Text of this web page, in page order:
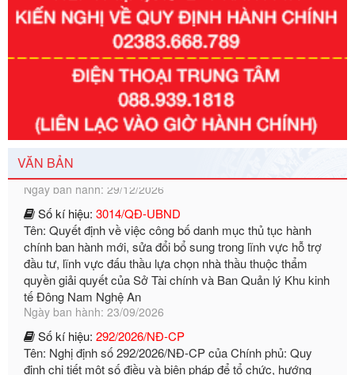
VĂN BẢN
351/2025/NĐ-CP
Tên: Nghị định số 351/2025/NĐ-CP của Chính phủ: Quy
định chuẩn nghèo đa chiều quốc gia giai đoạn 2026 - 2030
Ngày ban hành: 29/12/2026
Số kí hiệu:3014/QĐ-UBND
Tên: Quyết định về việc công bố danh mục thủ tục hành
chính ban hành mới, sửa đổi bổ sung trong lĩnh vực hỗ trợ
đầu tư, lĩnh vực đấu thầu lựa chọn nhà thầu thuộc thẩm
quyền giải quyết của Sở Tài chính và Ban Quản lý Khu kinh
tế Đông Nam Nghệ An
Ngày ban hành: 23/09/2026
Số kí hiệu: 292/2026/NĐ-CP
Tên: Nghị định số 292/2026/NĐ-CP của Chính phủ: Quy
định chi tiết một số điều và biện pháp để tổ chức, hướng
dẫn thi hành Luật Quản lý ngoại thương
Ngày ban hành: 21/07/2026